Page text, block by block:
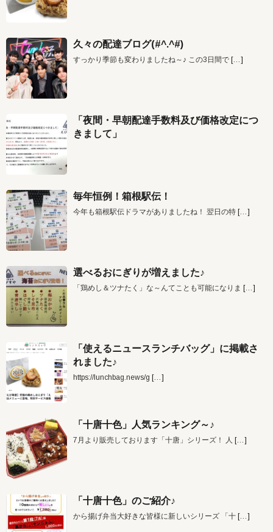
久々の配達ブログ(#^.^#)
すっかり季節も変わりましたね～♪ この3日間で […]
「夜間・早朝配達手数料及び価格改定につ
きまして」
毎年恒例！箱根駅伝！
今年も箱根駅伝ドラマがありましたね！ 翌日の特 […]
選べるおにぎりが増えました♪
「鶏めし＆ツナたく」な～んてことも可能になりま […]
「使えるニュースランチバッグ」に掲載さ
れました♪
https://lunchbag.news/g […]
「十唐十色」人気ランキング～♪
7月より販売しております「十唐」シリーズ！ 人 […]
「十唐十色」のご紹介♪
から揚げ弁当大好きな皆様に新しいシリーズ 「十 […]